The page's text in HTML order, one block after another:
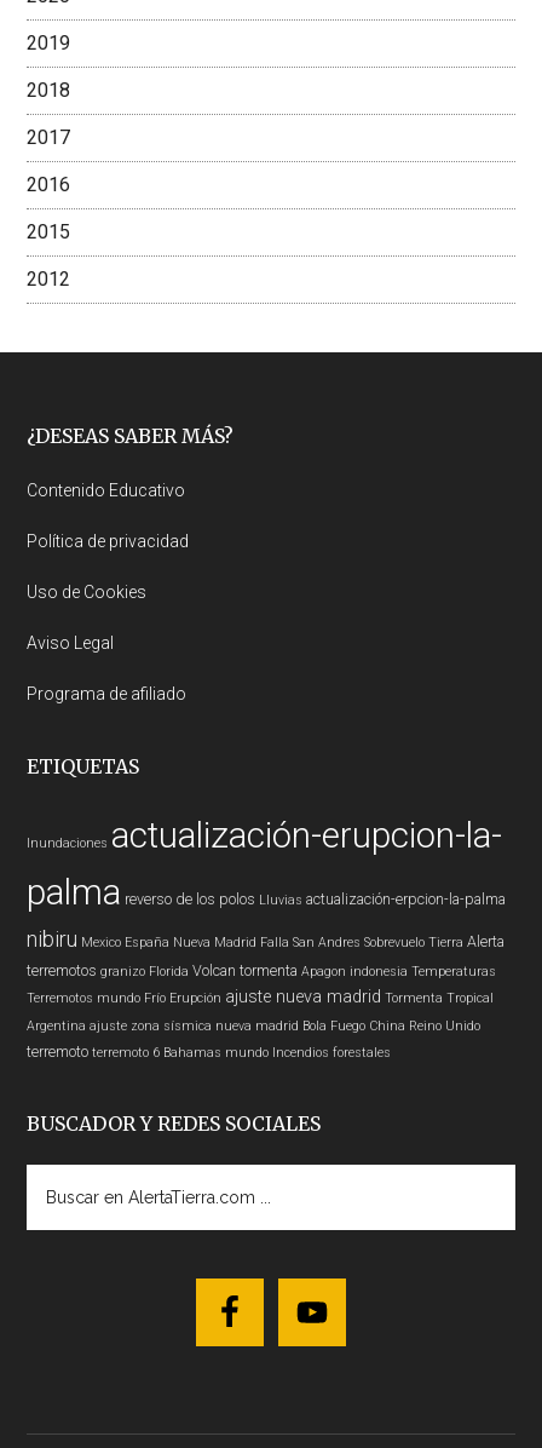
2019
2018
2017
2016
2015
2012
Footer
¿DESEAS SABER MÁS?
Contenido Educativo
Política de privacidad
Uso de Cookies
Aviso Legal
Programa de afiliado
ETIQUETAS
Inundaciones actualización-erupcion-la-
palma reverso de los polos Lluvias actualización-erpcion-la-palma
nibiru Mexico España Nueva Madrid Falla San Andres Sobrevuelo Tierra Alerta
terremotos granizo Florida Volcan tormenta Apagon indonesia Temperaturas
Terremotos mundo Frío Erupción ajuste nueva madrid Tormenta Tropical
Argentina ajuste zona sísmica nueva madrid Bola Fuego China Reino Unido
terremoto terremoto 6 Bahamas mundo Incendios forestales
BUSCADOR Y REDES SOCIALES
AlertaTierra.com